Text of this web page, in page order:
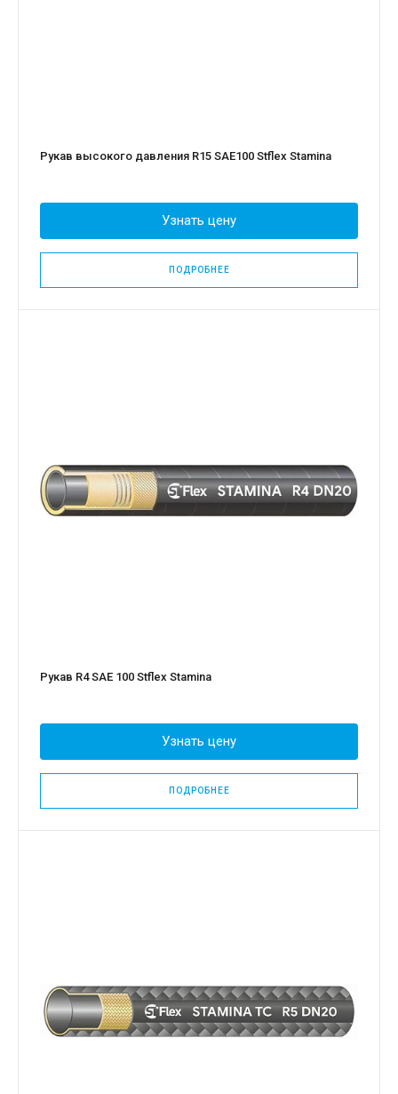
Рукав высокого давления R15 SAE100 Stflex Stamina
Узнать цену
ПОДРОБНЕЕ
Рукав R4 SAE 100 Stflex Stamina
Узнать цену
ПОДРОБНЕЕ